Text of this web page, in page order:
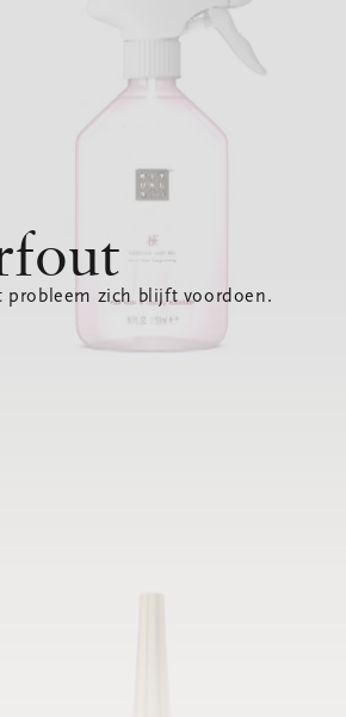
probleem zich blijft voordoen.